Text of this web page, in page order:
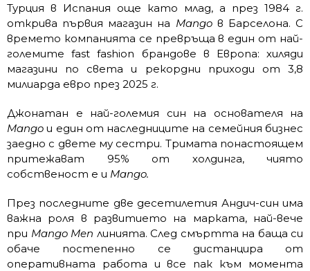
Турция в Испания още като млад, а през 1984 г.
открива първия магазин на Mangoв Барселона. С
времето компанията се превръща в един от най-
големите fast fashion брандове в Европа: хиляди
магазини по света и рекордни приходи от 3,8
милиарда евро през 2025 г.
Джонатан е най-големия син на основателя на
Mango и един от наследниците на семейния бизнес
заедно с двете му сестри. Тримата понастоящем
притежават 95% от холдинга, чиято
собственост е и Mango.
През последните две десетилетия Андич-син има
важна роля в развитието на марката, най-вече
при Mango Men линията. След смъртта на баща си
обаче постепенно се дистанцира от
оперативната работа и все пак към момента